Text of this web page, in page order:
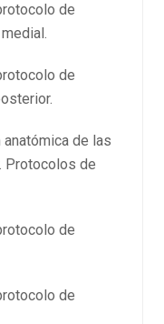
de
de
anatómica de las
Protocolos de
de
de